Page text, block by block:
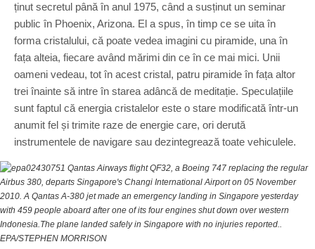
ținut secretul până în anul 1975, când a susținut un seminar
public în Phoenix, Arizona. El a spus, în timp ce se uita în
forma cristalului, că poate vedea imagini cu piramide, una în
fața alteia, fiecare având mărimi din ce în ce mai mici. Unii
oameni vedeau, tot în acest cristal, patru piramide în fața altor
trei înainte să intre în starea adâncă de meditație. Speculațiile
sunt faptul că energia cristalelor este o stare modificată într-un
anumit fel și trimite raze de energie care, ori derută
instrumentele de navigare sau dezintegrează toate vehiculele.